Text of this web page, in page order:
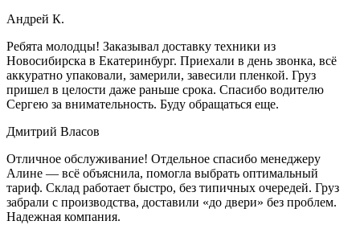
Андрей К.
Ребята молодцы! Заказывал доставку техники из
Новосибирска в Екатеринбург. Приехали в день звонка, всё
аккуратно упаковали, замерили, завесили пленкой. Груз
пришел в целости даже раньше срока. Спасибо водителю
Сергею за внимательность. Буду обращаться еще.
Дмитрий Власов
Отличное обслуживание! Отдельное спасибо менеджеру
Алине — всё объяснила, помогла выбрать оптимальный
тариф. Склад работает быстро, без типичных очередей. Груз
забрали с производства, доставили «до двери» без проблем.
Надежная компания.